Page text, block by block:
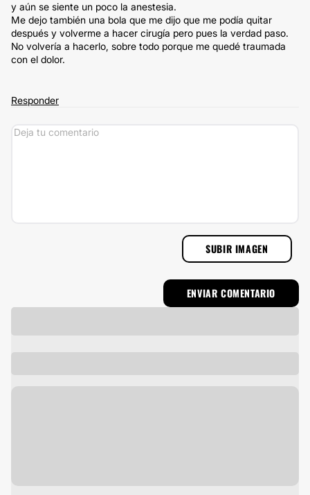
y aún se siente un poco la anestesia.
Me dejo también una bola que me dijo que me podía quitar
después y volverme a hacer cirugía pero pues la verdad paso.
No volvería a hacerlo, sobre todo porque me quedé traumada
con el dolor.
Responder
SUBIR IMAGEN